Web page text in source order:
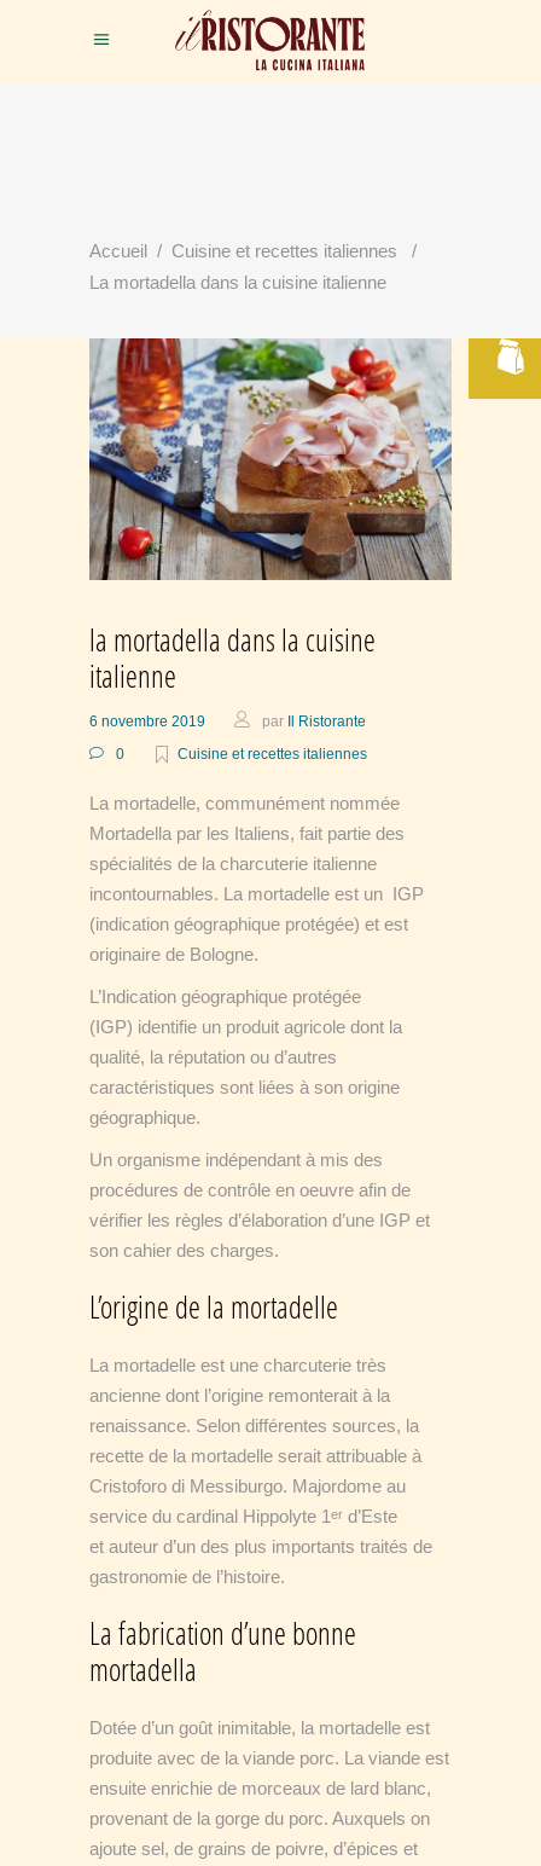
Accueil / Cuisine et recettes italiennes
/
La mortadella dans la cuisine italienne
la mortadella dans la cuisine
italienne
6 novembre 2019 par
Il Ristorante
0
Cuisine et recettes italiennes
La mortadelle, communément nommée
Mortadella par les Italiens, fait partie des
spécialités de la charcuterie italienne
incontournables. La mortadelle est un IGP
(indication géographique protégée) et est
originaire de Bologne.
L’Indication géographique protégée
(IGP) identifie un produit agricole dont la
qualité, la réputation ou d’autres
caractéristiques sont liées à son origine
géographique.
Un organisme indépendant à mis des
procédures de contrôle en oeuvre afin de
vérifier les règles d’élaboration d’une IGP et
son cahier des charges.
L’origine de la mortadelle
La mortadelle est une charcuterie très
ancienne dont l’origine remonterait à la
renaissance. Selon différentes sources, la
recette de la mortadelle serait attribuable à
Cristoforo di Messiburgo. Majordome au
service du cardinal Hippolyte 1 er d’Este
et auteur d’un des plus importants traités de
gastronomie de l’histoire.
La fabrication d’une bonne
mortadella
Dotée d’un goût inimitable, la mortadelle est
produite avec de la viande porc. La viande est
ensuite enrichie de morceaux de lard blanc,
provenant de la gorge du porc. Auxquels on
ajoute sel, de grains de poivre, d’épices et
RÉSERVER
VOTRE TABLE